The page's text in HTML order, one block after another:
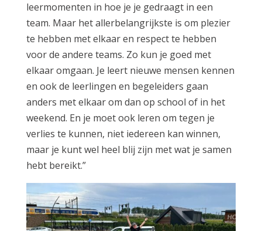
leermomenten in hoe je je gedraagt in een
team. Maar het allerbelangrijkste is om plezier
te hebben met elkaar en respect te hebben
voor de andere teams. Zo kun je goed met
elkaar omgaan. Je leert nieuwe mensen kennen
en ook de leerlingen en begeleiders gaan
anders met elkaar om dan op school of in het
weekend. En je moet ook leren om tegen je
verlies te kunnen, niet iedereen kan winnen,
maar je kunt wel heel blij zijn met wat je samen
hebt bereikt.”